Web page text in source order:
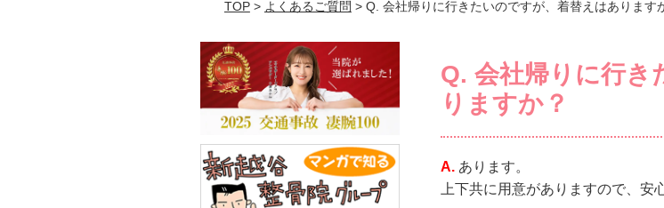
TOP> よくあるご質問 > Q. 会社帰りに行きたいのですが、着替えはあります
Q. 会社帰りに行き
りますか？
A. あります。
上下共に用意がありますので、安